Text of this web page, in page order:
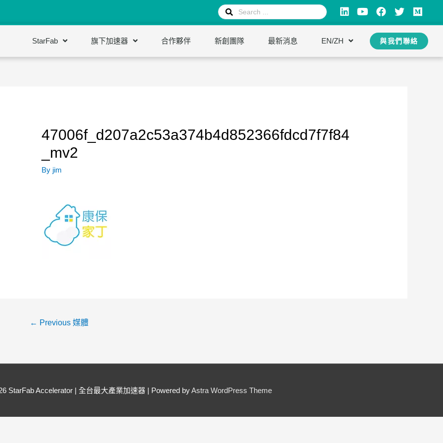
StarFab 旗下加速器 合作夥伴 新創團隊 最新消息 EN/ZH 與我們聯絡
47006f_d207a2c53a374b4d852366fdcd7f7f84
_mv2
By jim
← Previous 媒體
StarFab Accelerator | 全台最大產業加速器| Powered byAstra WordPress Theme